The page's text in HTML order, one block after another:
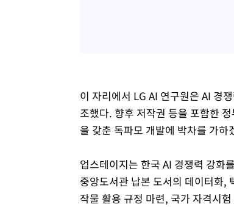
이 자리에서 LG AI 연구원은 AI 경
조했다. 향후 저작권 등을 포함한
을 갖춘 독파모 개발에 박차를 가하
업스테이지는 한국 AI 경쟁력 강화
중앙도서관 납본 도서의 데이터화,
작물 활용 규정 마련, 국가 자격시